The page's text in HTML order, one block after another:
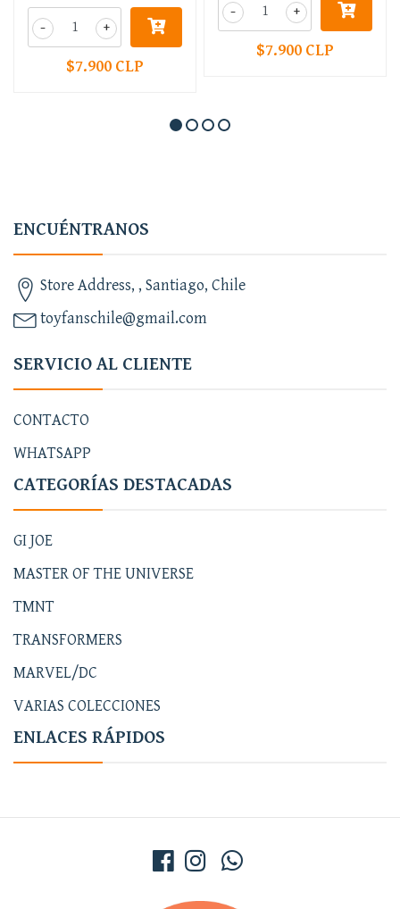
+
-
$7.900 CLP
+
-
$7.900 CLP
ENCUÉNTRANOS
Store Address, , Santiago, Chile
toyfanschile@gmail.com
SERVICIO AL CLIENTE
CONTACTO
WHATSAPP
CATEGORÍAS DESTACADAS
GI JOE
MASTER OF THE UNIVERSE
TMNT
TRANSFORMERS
MARVEL/DC
VARIAS COLECCIONES
ENLACES RÁPIDOS